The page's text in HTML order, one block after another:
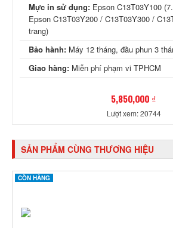
Mực in sử dụng: Epson C13T03Y100
Epson C13T03Y200 / C13T03Y300 /
trang)
Bảo hành: Máy 12 tháng, đầu phun 3
Giao hàng: Miễn phí phạm vi TPHCM
5,850,000 ₫
Lượt xem: 20744
SẢN PHẨM CÙNG THƯƠNG HIỆU
CÒN HÀNG